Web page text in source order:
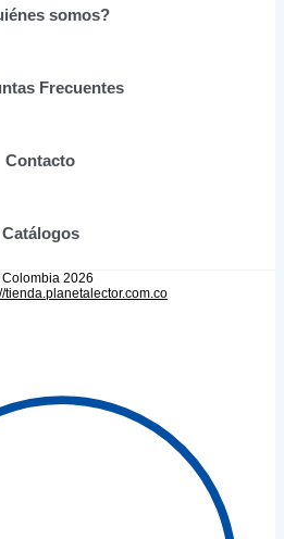
en
producto
somos?
Frecuentes
Contacto
Catálogos
2026
tienda.planetalector.com.co